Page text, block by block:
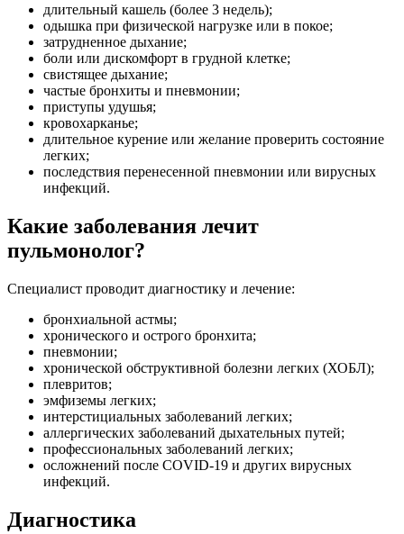
длительный кашель (более 3 недель);
одышка при физической нагрузке или в покое;
затрудненное дыхание;
боли или дискомфорт в грудной клетке;
свистящее дыхание;
частые бронхиты и пневмонии;
приступы удушья;
кровохарканье;
длительное курение или желание проверить состояние
легких;
последствия перенесенной пневмонии или вирусных
инфекций.
Какие заболевания лечит
пульмонолог?
Специалист проводит диагностику и лечение:
бронхиальной астмы;
хронического и острого бронхита;
пневмонии;
хронической обструктивной болезни легких (ХОБЛ);
плевритов;
эмфиземы легких;
интерстициальных заболеваний легких;
аллергических заболеваний дыхательных путей;
профессиональных заболеваний легких;
осложнений после COVID-19 и других вирусных
инфекций.
Диагностика